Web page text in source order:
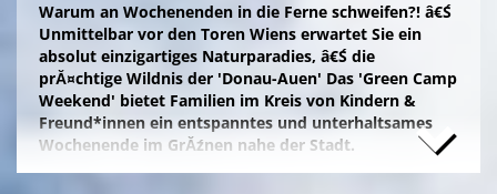
Warum an Wochenenden in die Ferne schweifen?! â€Ś
Unmittelbar vor den Toren Wiens erwartet Sie ein
absolut einzigartiges Naturparadies, â€Ś die
prĂ¤chtige Wildnis der 'Donau-Auen' Das 'Green Camp
Weekend' bietet Familien im Kreis von Kindern &
Freund*innen ein entspanntes und unterhaltsames
Wochenende im GrĂźnen nahe der Stadt.
Naturfreunde, die lange Anfahrten meiden und zum